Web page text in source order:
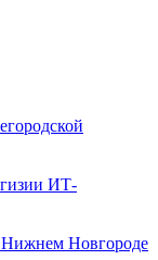
ИТ-
Нижнем Новгороде